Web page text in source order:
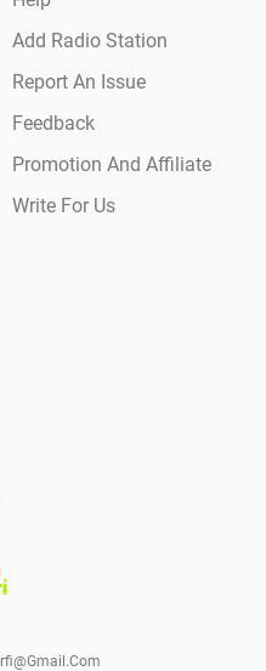
Add Radio Station
Report An Issue
Feedback
Promotion And Affiliate
Write For Us